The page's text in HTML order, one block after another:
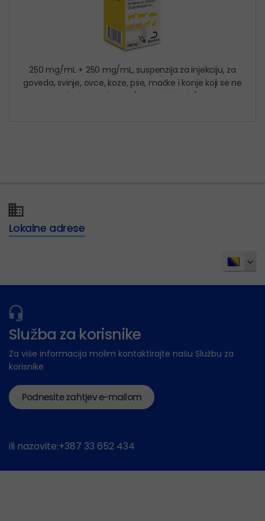
250 mg/mL + 250 mg/mL, suspenzija za injekciju, za
goveda, svinje, ovce, koze, pse, mačke i konje koji se ne
koriste za hranu (sportske konje)
Lokalne adrese
Služba za korisnike
Za više informacija molim kontaktirajte našu Službu za
korisnike
Podnesite zahtjev e-mailom
ili nazovite:+387 33 652 434